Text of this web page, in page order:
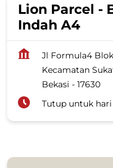
Lion Parcel -
Indah A4
Jl Formula4
Kecamatan
Bekasi - 17630
Tutup untuk